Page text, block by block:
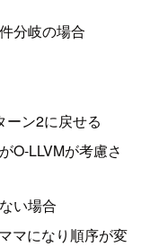
分岐の場合
ーン2に戻せる
O-LLVMが考慮さ
い場合
マになり順序が変